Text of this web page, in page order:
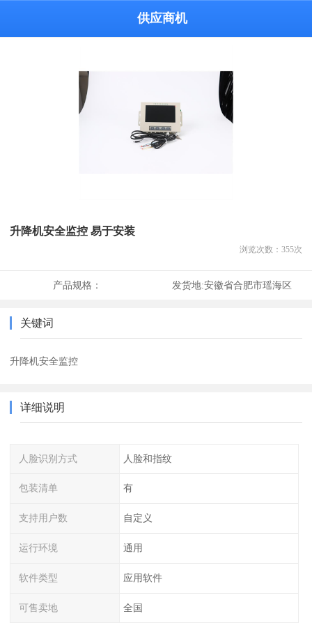
供应商机
升降机安全监控 易于安装
浏览次数： 355次
产品规格： 发货地:安徽省合肥市瑶海区
关键词
升降机安全监控
详细说明
人脸识别方式 人脸和指纹
包装清单 有
支持用户数 自定义
运行环境 通用
软件类型 应用软件
可售卖地 全国